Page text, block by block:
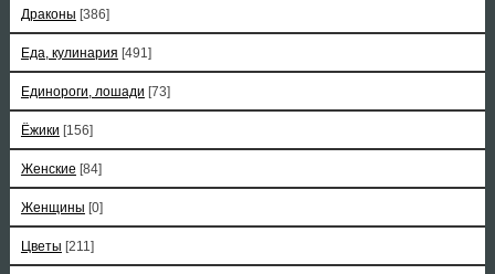
Драконы [386]
Еда, кулинария [491]
Единороги, лошади [73]
Ёжики [156]
Женские [84]
Женщины [0]
Цветы [211]